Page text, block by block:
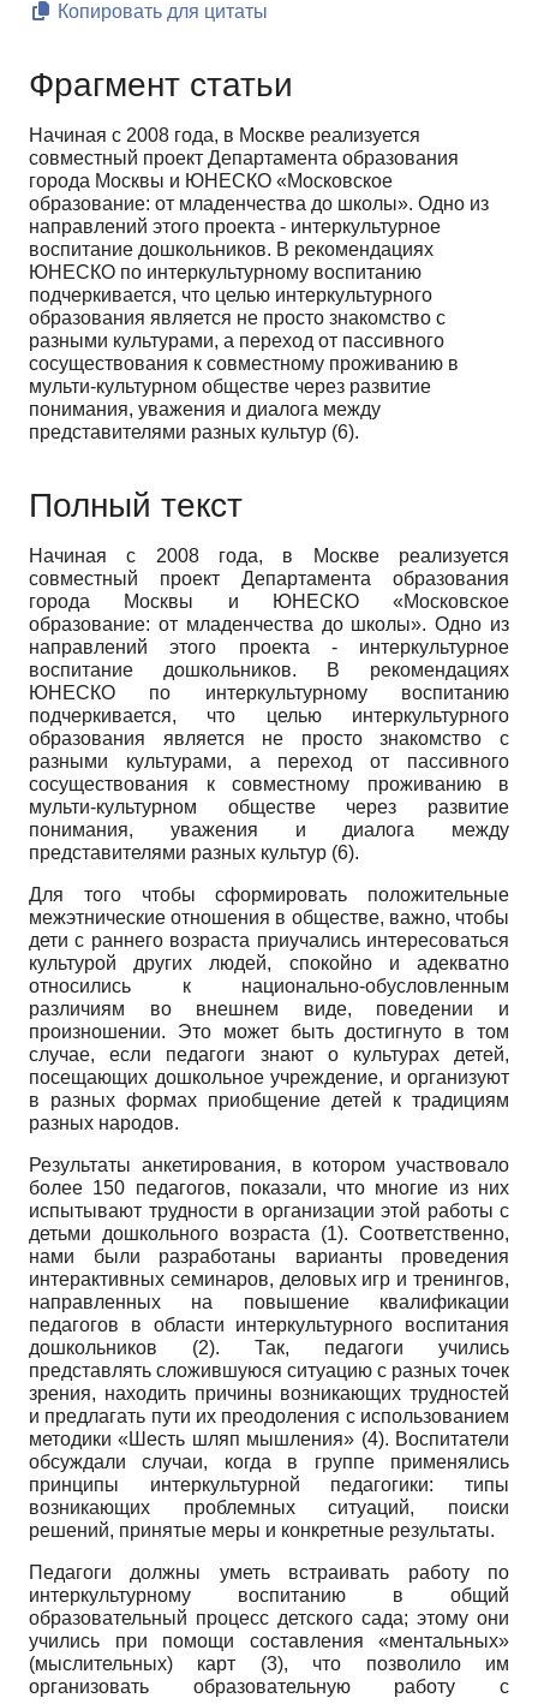
Копировать для цитаты
Фрагмент статьи
Начиная с 2008 года, в Москве реализуется
совместный проект Департа­мента образования
города Москвы и ЮНЕСКО «Московское
образование: от младенчества до школы». Одно из
направлений этого проекта - интер­культурное
воспитание дошкольников. В рекомендациях
ЮНЕСКО по ин­теркультурному воспитанию
подчеркивается, что целью интеркультурного
образования является не просто знакомство с
разными культурами, а пере­ход от пассивного
сосуществования к совместному проживанию в
мульти-культурном обществе через развитие
понимания, уважения и диалога меж­ду
представителями разных культур (6).
Полный текст
Начиная с 2008 года, в Москве реализуется
совместный проект Департа­мента образования
города Москвы и ЮНЕСКО «Московское
образование: от младенчества до школы». Одно из
направлений этого проекта - интер­культурное
воспитание дошкольников. В рекомендациях
ЮНЕСКО по ин­теркультурному воспитанию
подчеркивается, что целью интеркультурного
образования является не просто знакомство с
разными культурами, а пере­ход от пассивного
сосуществования к совместному проживанию в
мульти-культурном обществе через развитие
понимания, уважения и диалога меж­ду
представителями разных культур (6).
Для того чтобы сформировать положительные
межэтнические отно­шения в обществе, важно, чтобы
дети с раннего возраста приучались ин­тересоваться
культурой других людей, спокойно и адекватно
относились к национально-обусловленным
различиям во внешнем виде, поведении и
произношении. Это может быть достигнуто в том
случае, если педагоги знают о культурах детей,
посещающих дошкольное учреждение, и органи­зуют
в разных формах приобщение детей к традициям
разных народов.
Результаты анкетирования, в котором участвовало
более 150 педагогов, показали, что многие из них
испытывают трудности в организации этой ра­боты с
детьми дошкольного возраста (1). Соответственно,
нами были раз­работаны варианты проведения
интерактивных семинаров, деловых игр и тренингов,
направленных на повышение квалификации
педагогов в об­ласти интеркультурного воспитания
дошкольников (2). Так, педагоги учи­лись
представлять сложившуюся ситуацию с разных точек
зрения, нахо­дить причины возникающих трудностей
и предлагать пути их преодоления с использованием
методики «Шесть шляп мышления» (4). Воспитатели
об­суждали случаи, когда в группе применялись
принципы интеркультурной педагогики: типы
возникающих проблемных ситуаций, поиски
решений, принятые меры и конкретные результаты.
Педагоги должны уметь встраивать работу по
интеркультурному вос­питанию в общий
образовательный процесс детского сада; этому они
учи­лись при помощи составления «ментальных»
(мыслительных) карт (3), что позволило им
организовать образовательную работу с